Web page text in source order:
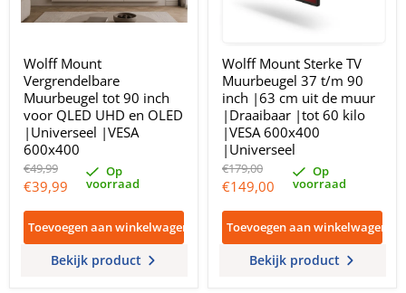
Wolff Mount
Vergrendelbare
Muurbeugel tot 90 inch
voor QLED UHD en OLED
|Universeel |VESA
600x400
Oorspronkelijke
prijs
€49,99
Huidige
prijs
€39,99
Op
voorraad
Toevoegen aan winkelwagen
Bekijk product
Wolff Mount Sterke TV
Muurbeugel 37 t/m 90
inch |63 cm uit de muur
|Draaibaar |tot 60 kilo
|VESA 600x400
|Universeel
Oorspronkelijke
prijs
€179,00
Huidige
prijs
€149,00
Op
voorraad
Toevoegen aan winkelwagen
Bekijk product